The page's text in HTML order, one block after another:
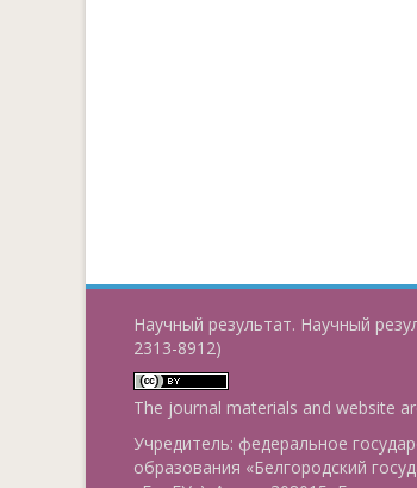
Научный результат. Научный
2313-8912)
The journal materials and website
Учредитель: федеральное
образования «Белгородский